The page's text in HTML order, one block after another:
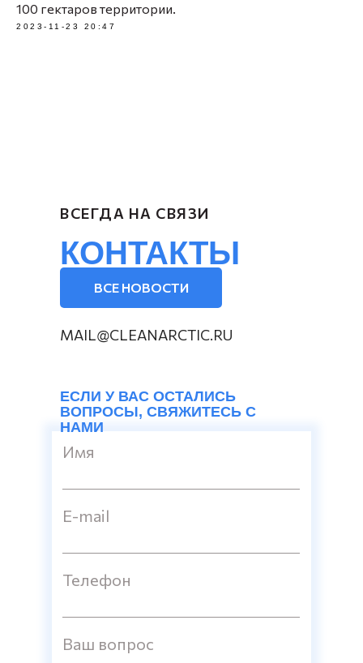
100 гектаров территории.
2023-11-23 20:47
ВСЕ НОВОСТИ
КОНТАКТЫ
ВСЕГДА НА СВЯЗИ
ЕСЛИ У ВАС ОСТАЛИСЬ
ВОПРОСЫ, СВЯЖИТЕСЬ С
НАМИ
Имя
E-mail
Телефон
Ваш вопрос
MAIL@CLEANARCTIC.RU